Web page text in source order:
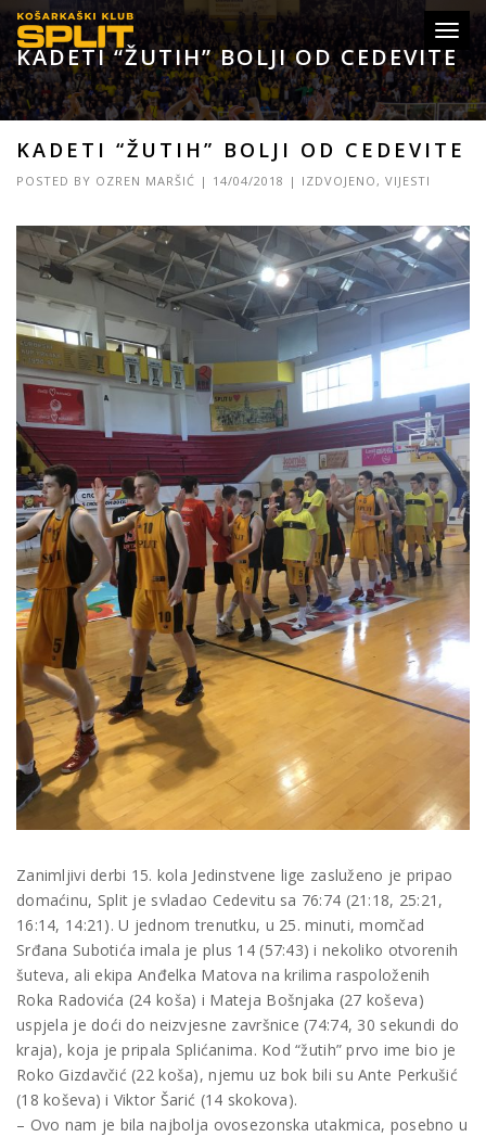
KADETI “ŽUTIH” BOLJI OD CEDEVITE
KADETI “ŽUTIH” BOLJI OD CEDEVITE
POSTED BY OZREN MARŠIĆ | 14/04/2018 | IZDVOJENO, VIJESTI
Zanimljivi derbi 15. kola Jedinstvene lige zasluženo je pripao
domaćinu, Split je svladao Cedevitu sa 76:74 (21:18, 25:21,
16:14, 14:21). U jednom trenutku, u 25. minuti, momčad
Srđana Subotića imala je plus 14 (57:43) i nekoliko otvorenih
šuteva, ali ekipa Anđelka Matova na krilima raspoloženih
Roka Radovića (24 koša) i Mateja Bošnjaka (27 koševa)
uspjela je doći do neizvjesne završnice (74:74, 30 sekundi do
kraja), koja je pripala Splićanima. Kod “žutih” prvo ime bio je
Roko Gizdavčić (22 koša), njemu uz bok bili su Ante Perkušić
(18 koševa) i Viktor Šarić (14 skokova).
– Ovo nam je bila najbolja ovosezonska utakmica, posebno u